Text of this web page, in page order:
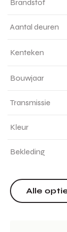
Brandstof
Aantal deuren
Kenteken
Bouwjaar
Transmissie
Kleur
Bekleding
Alle